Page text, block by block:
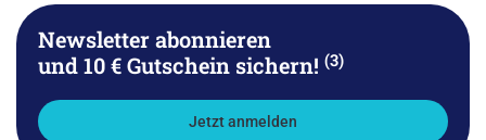
Newsletter abonnieren
und 10 € Gutschein sichern! (3)
Jetzt anmelden